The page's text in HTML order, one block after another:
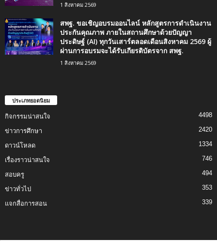
1 สิงหาคม 2569
สพฐ. ขอเชิญอบรมออนไลน์ หลักสูตรการดำเนินงาน
ประกันคุณภาพ ภายในสถานศึกษาด้วยปัญญา
ประดิษฐ์ (AI) ทุกวันเสาร์ตลอดเดือนสิงหาคม 2569 ผู้
ผ่านการอบรมจะได้รับเกียรติบัตรจาก สพฐ.
1 สิงหาคม 2569
ประเภทยอดนิยม
กิจกรรมน่าสนใจ 4498
ข่าวการศึกษา 2420
ดาวน์โหลด 1334
เรื่องราวน่าสนใจ 746
สอบครู 494
ข่าวทั่วไป 353
แจกสื่อการสอน 339